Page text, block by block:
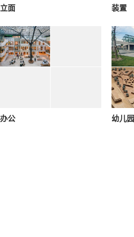
立面 装置
办公 幼儿园